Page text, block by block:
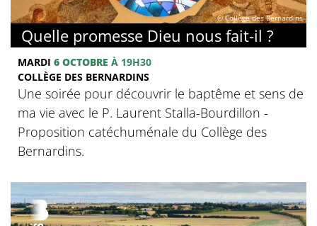
© Collège des Bernardins
Quelle promesse Dieu nous fait-il ?
MARDI 6 OCTOBRE À 19H30
COLLÈGE DES BERNARDINS
Une soirée pour découvrir le baptême et sens de
ma vie avec le P. Laurent Stalla-Bourdillon -
Proposition catéchuménale du Collège des
Bernardins.